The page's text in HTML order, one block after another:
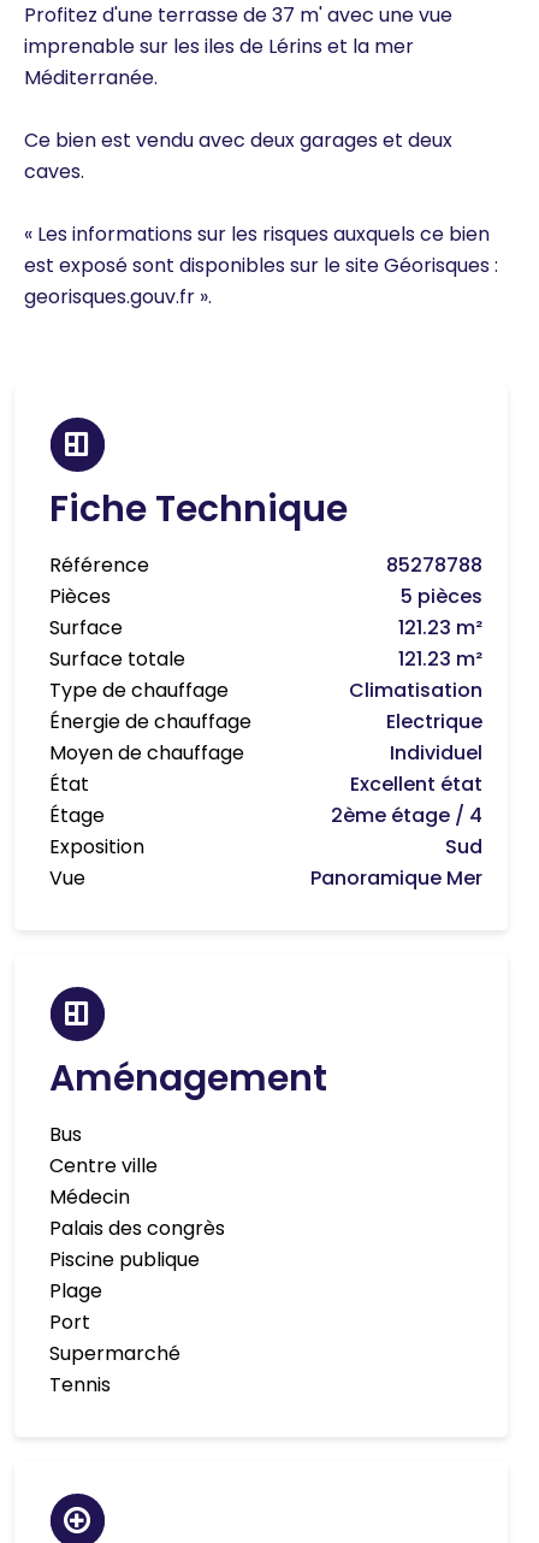
Profitez d'une terrasse de 37 m' avec une vue
imprenable sur les iles de Lérins et la mer
Méditerranée.
Ce bien est vendu avec deux garages et deux
caves.
« Les informations sur les risques auxquels ce bien
est exposé sont disponibles sur le site Géorisques :
georisques.gouv.fr ».
Fiche Technique
Référence
85278788
Pièces
5 pièces
Surface
121.23 m²
Surface totale
121.23 m²
Type de chauffage
Climatisation
Énergie de chauffage
Electrique
Moyen de chauffage
Individuel
État
Excellent état
Étage
2ème étage / 4
Exposition
Sud
Vue
Panoramique Mer
Aménagement
Bus
Centre ville
Médecin
Palais des congrès
Piscine publique
Plage
Port
Supermarché
Tennis